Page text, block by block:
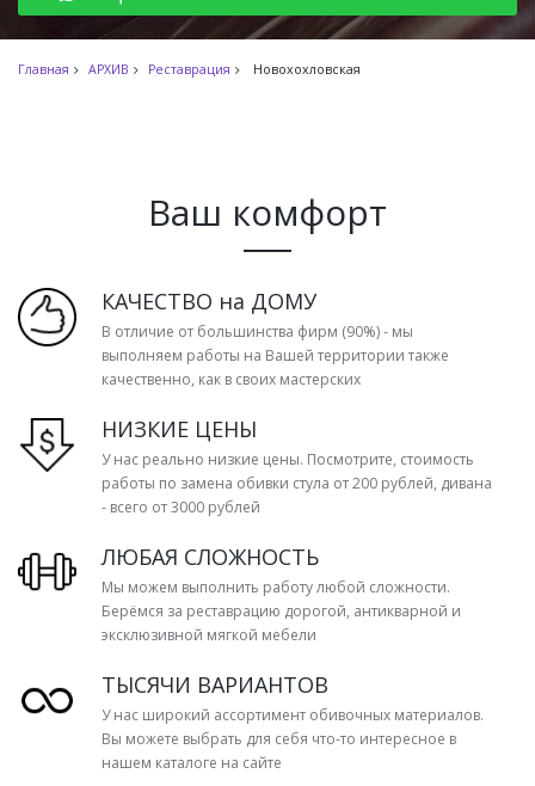
Главная АРХИВ Реставрация Новохохловская
Ваш комфорт
КАЧЕСТВО на ДОМУ
В отличие от большинства фирм (90%) - мы
выполняем работы на Вашей территории также
качественно, как в своих мастерских
НИЗКИЕ ЦЕНЫ
У нас реально низкие цены. Посмотрите, стоимость
работы по замена обивки стула от 200 рублей, дивана
- всего от 3000 рублей
ЛЮБАЯ СЛОЖНОСТЬ
Мы можем выполнить работу любой сложности.
Берёмся за реставрацию дорогой, антикварной и
эксклюзивной мягкой мебели
ТЫСЯЧИ ВАРИАНТОВ
У нас широкий ассортимент обивочных материалов.
Вы можете выбрать для себя что-то интересное в
нашем каталоге на сайте